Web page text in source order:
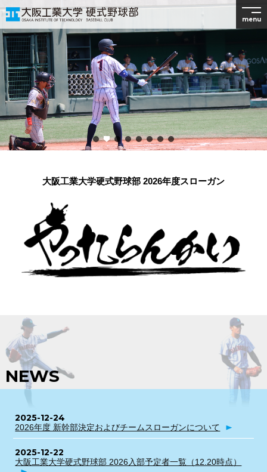
menu
大阪工業大学硬式野球部 2026年度スローガン
NEWS
2025-12-24
2026年度 新幹部決定およびチームスローガンについて
2025-12-22
大阪工業大学硬式野球部 2026入部予定者一覧（12.20時点）